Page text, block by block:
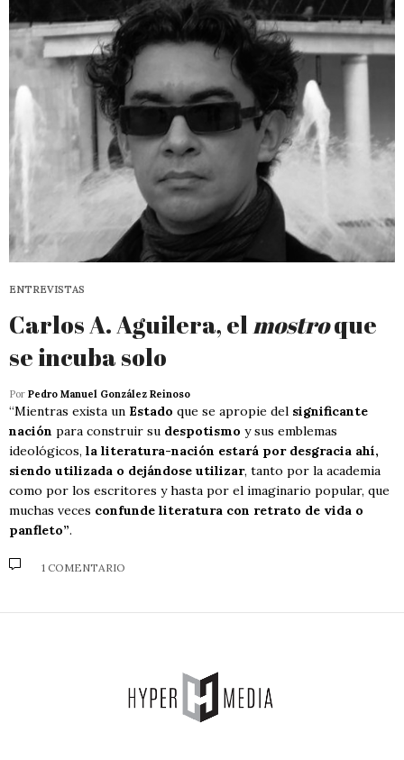
ENTREVISTAS
Carlos A. Aguilera, elmostroque
se incuba solo
Por Pedro Manuel González Reinoso
“Mientras exista un Estado que se apropie del significante
nación para construir su despotismo y sus emblemas
ideológicos, la literatura-nación estará por desgracia ahí,
siendo utilizada o dejándose utilizar, tanto por la academia
como por los escritores y hasta por el imaginario popular, que
muchas veces confunde literatura con retrato de vida o
panfleto”.
1 COMENTARIO